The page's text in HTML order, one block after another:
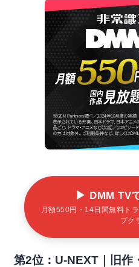
▶ DMM TV
月額550円・14日間無料ト
プク
第2位：U-NEXT｜旧作